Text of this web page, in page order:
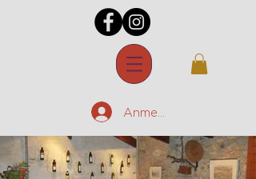
Anmelden